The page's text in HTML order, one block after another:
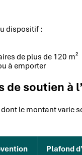
dispositif :
de plus de 120 m²
à emporter
soutien à
le montant varie
Plafond